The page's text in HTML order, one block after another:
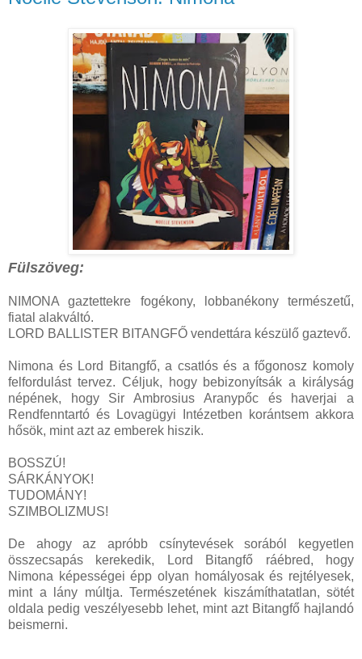
Fülszöveg:
NIMONA gaztettekre fogékony, lobbanékony természetű,
fiatal alakváltó.
LORD BALLISTER BITANGFŐ vendettára készülő gaztevő.
Nimona és Lord Bitangfő, a csatlós és a főgonosz komoly
felfordulást tervez. Céljuk, hogy bebizonyítsák a királyság
népének, hogy Sir Ambrosius Aranypőc és haverjai a
Rendfenntartó és Lovagügyi Intézetben korántsem akkora
hősök, mint azt az emberek hiszik.
BOSSZÚ!
SÁRKÁNYOK!
TUDOMÁNY!
SZIMBOLIZMUS!
De ahogy az apróbb csínytevések sorából kegyetlen
összecsapás kerekedik, Lord Bitangfő ráébred, hogy
Nimona képességei épp olyan homályosak és rejtélyesek,
mint a lány múltja. Természetének kiszámíthatatlan, sötét
oldala pedig veszélyesebb lehet, mint azt Bitangfő hajlandó
beismerni.